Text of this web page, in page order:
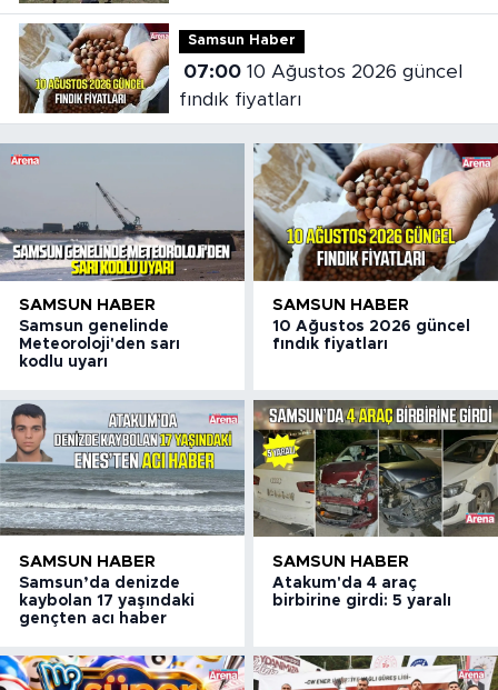
erdi
Samsun Haber
07:0010 Ağustos 2026 güncel
fındık fiyatları
SAMSUN HABER
Samsun genelinde
Meteoroloji'den sarı
kodlu uyarı
SAMSUN HABER
10 Ağustos 2026 güncel
fındık fiyatları
SAMSUN HABER
Samsun’da denizde
kaybolan 17 yaşındaki
gençten acı haber
SAMSUN HABER
Atakum'da 4 araç
birbirine girdi: 5 yaralı